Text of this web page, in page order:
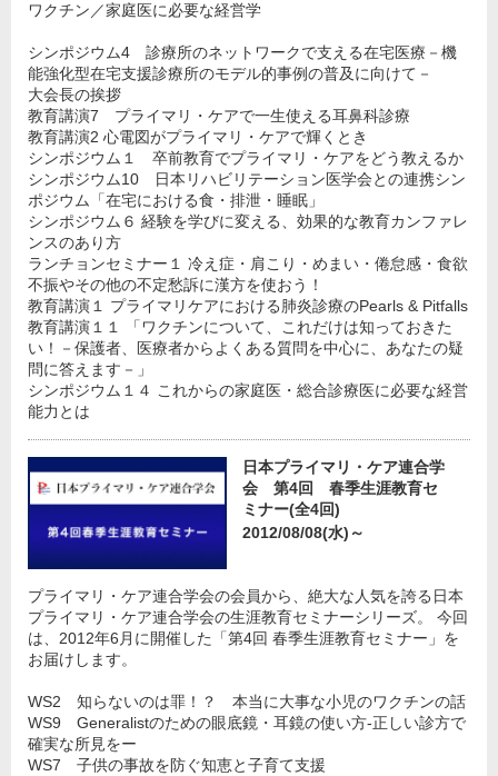
ワクチン／家庭医に必要な経営学
シンポジウム4 診療所のネットワークで支える在宅医療－機
能強化型在宅支援診療所のモデル的事例の普及に向けて－
大会長の挨拶
教育講演7 プライマリ・ケアで一生使える耳鼻科診療
教育講演2 心電図がプライマリ・ケアで輝くとき
シンポジウム１ 卒前教育でプライマリ・ケアをどう教えるか
シンポジウム10 日本リハビリテーション医学会との連携シン
ポジウム「在宅における食・排泄・睡眠」
シンポジウム６ 経験を学びに変える、効果的な教育カンファレ
ンスのあり方
ランチョンセミナー１ 冷え症・肩こり・めまい・倦怠感・食欲
不振やその他の不定愁訴に漢方を使おう！
教育講演１ プライマリケアにおける肺炎診療のPearls & Pitfalls
教育講演１１ 「ワクチンについて、これだけは知っておきた
い！－保護者、医療者からよくある質問を中心に、あなたの疑
問に答えます－」
シンポジウム１４ これからの家庭医・総合診療医に必要な経営
能力とは
日本プライマリ・ケア連合学
会 第4回 春季生涯教育セ
ミナー(全4回)
2012/08/08(水)～
プライマリ・ケア連合学会の会員から、絶大な人気を誇る日本
プライマリ・ケア連合学会の生涯教育セミナーシリーズ。 今回
は、2012年6月に開催した「第4回 春季生涯教育セミナー」を
お届けします。
WS2 知らないのは罪！？ 本当に大事な小児のワクチンの話
WS9 Generalistのための眼底鏡・耳鏡の使い方-正しい診方で
確実な所見をー
WS7 子供の事故を防ぐ知恵と子育て支援